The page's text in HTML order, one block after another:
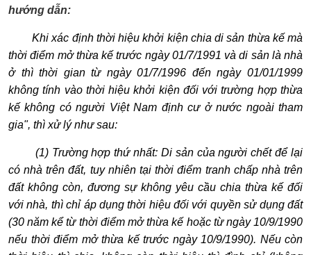
hướng dẫn:
Khi xác định thời hiệu khởi kiện chia di sản thừa kế mà
thời điểm mở thừa kế trước ngày 01/7/1991 và di sản là nhà
ở thì thời gian từ ngày 01/7/1996 đến ngày 01/01/1999
không tính vào thời hiệu khởi kiện đối với trường hợp thừa
kế không có người Việt Nam định cư ở nước ngoài tham
gia", thì xử lý như sau:
(1) Trường hợp thứ nhất: Di sản của người chết để lại
có nhà trên đất, tuy nhiên tại thời điểm tranh chấp nhà trên
đất không còn, đương sự không yêu cầu chia thừa kế đối
với nhà, thì chỉ áp dụng thời hiệu đối với quyền sử dụng đất
(30 năm kể từ thời điểm mở thừa kế hoặc từ ngày 10/9/1990
nếu thời điểm mở thừa kế trước ngày 10/9/1990). Nếu còn